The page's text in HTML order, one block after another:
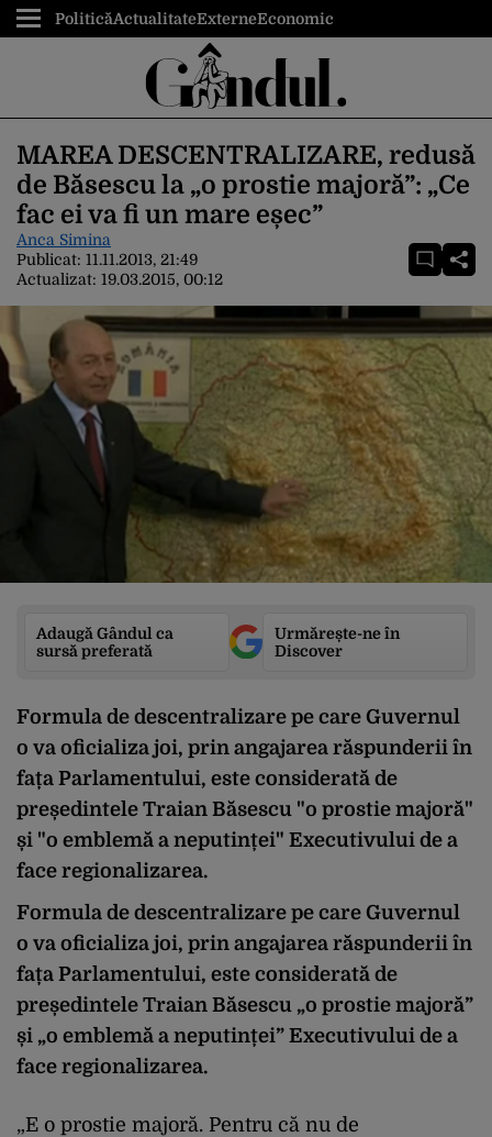
PoliticăActualitateExterneEconomic
MAREA DESCENTRALIZARE, redusă
de Băsescu la „o prostie majoră”: „Ce
fac ei va fi un mare eșec”
Anca Simina
Publicat: 11.11.2013, 21:49
Actualizat: 19.03.2015, 00:12
Adaugă Gândul ca
sursă preferată
Urmărește-ne în
Discover
Formula de descentralizare pe care Guvernul
o va oficializa joi, prin angajarea răspunderii în
fața Parlamentului, este considerată de
președintele Traian Băsescu "o prostie majoră"
și "o emblemă a neputinței" Executivului de a
face regionalizarea.
Formula de descentralizare pe care Guvernul
o va oficializa joi, prin angajarea răspunderii în
fața Parlamentului, este considerată de
președintele Traian Băsescu „o prostie majoră”
și „o emblemă a neputinței” Executivului de a
face regionalizarea.
„E o prostie majoră. Pentru că nu de